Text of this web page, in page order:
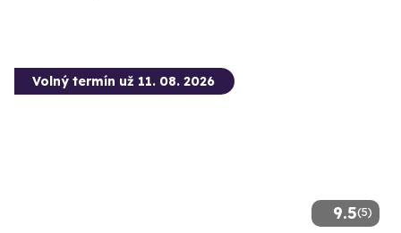
9.5(5)
Volný termín už 11. 08. 2026